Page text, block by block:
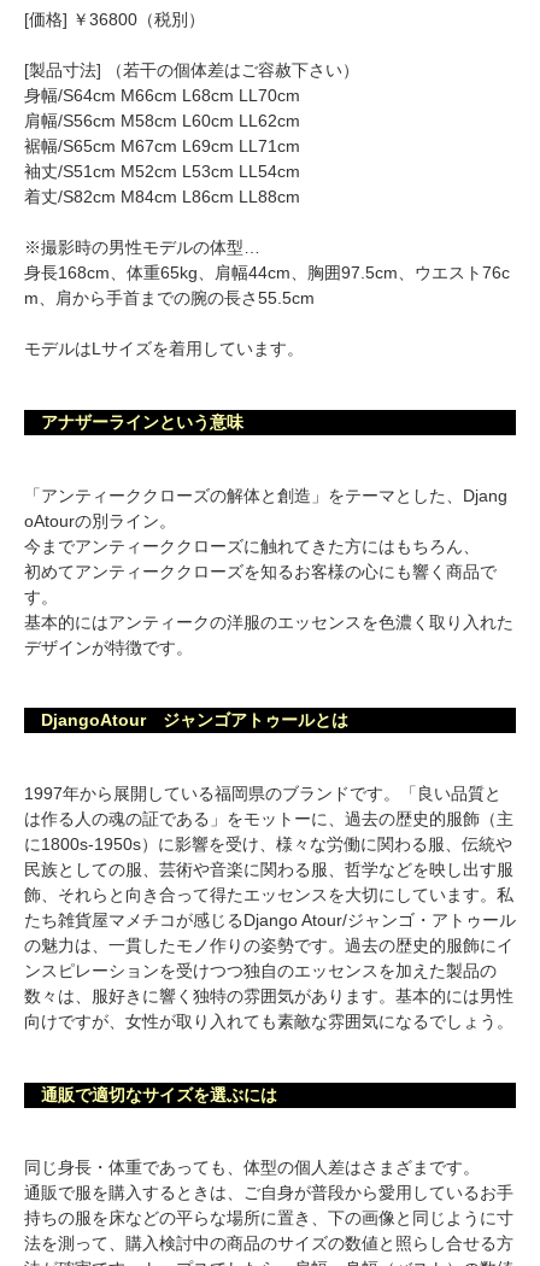
[価格] ￥36800（税別）
[製品寸法] （若干の個体差はご容赦下さい）
身幅/S64cm M66cm L68cm LL70cm
肩幅/S56cm M58cm L60cm LL62cm
裾幅/S65cm M67cm L69cm LL71cm
袖丈/S51cm M52cm L53cm LL54cm
着丈/S82cm M84cm L86cm LL88cm
※撮影時の男性モデルの体型…
身長168cm、体重65kg、肩幅44cm、胸囲97.5cm、ウエスト76c
m、肩から手首までの腕の長さ55.5cm
モデルはLサイズを着用しています。
アナザーラインという意味
「アンティーククローズの解体と創造」をテーマとした、Djang
oAtourの別ライン。
今までアンティーククローズに触れてきた方にはもちろん、
初めてアンティーククローズを知るお客様の心にも響く商品で
す。
基本的にはアンティークの洋服のエッセンスを色濃く取り入れた
デザインが特徴です。
DjangoAtour ジャンゴアトゥールとは
1997年から展開している福岡県のブランドです。「良い品質と
は作る人の魂の証である」をモットーに、過去の歴史的服飾（主
に1800s-1950s）に影響を受け、様々な労働に関わる服、伝統や
民族としての服、芸術や音楽に関わる服、哲学などを映し出す服
飾、それらと向き合って得たエッセンスを大切にしています。私
たち雑貨屋マメチコが感じるDjango Atour/ジャンゴ・アトゥール
の魅力は、一貫したモノ作りの姿勢です。過去の歴史的服飾にイ
ンスピレーションを受けつつ独自のエッセンスを加えた製品の
数々は、服好きに響く独特の雰囲気があります。基本的には男性
向けですが、女性が取り入れても素敵な雰囲気になるでしょう。
通販で適切なサイズを選ぶには
同じ身長・体重であっても、体型の個人差はさまざまです。
通販で服を購入するときは、ご自身が普段から愛用しているお手
持ちの服を床などの平らな場所に置き、下の画像と同じように寸
法を測って、購入検討中の商品のサイズの数値と照らし合せる方